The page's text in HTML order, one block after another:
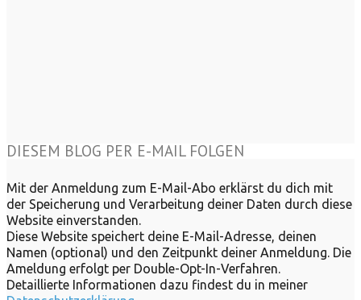
DIESEM BLOG PER E-MAIL FOLGEN
Mit der Anmeldung zum E-Mail-Abo erklärst du dich mit
der Speicherung und Verarbeitung deiner Daten durch diese
Website einverstanden.
Diese Website speichert deine E-Mail-Adresse, deinen
Namen (optional) und den Zeitpunkt deiner Anmeldung. Die
Ameldung erfolgt per Double-Opt-In-Verfahren.
Detaillierte Informationen dazu findest du in meiner